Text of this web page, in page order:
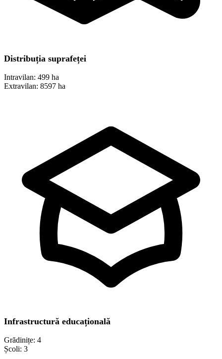
Distribuția suprafeței
Intravilan: 499 ha
Extravilan: 8597 ha
Infrastructură educațională
Grădinițe: 4
Școli: 3